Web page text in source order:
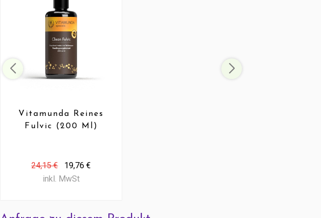
Vitamunda Reines
Fulvic (200 Ml)
24,15 €
19,76 €
inkl. MwSt